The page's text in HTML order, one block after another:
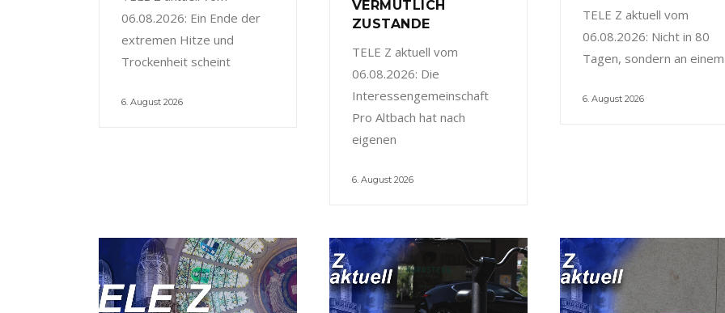
06.08.2026: Ein Ende der
extremen Hitze und
Trockenheit scheint
6. August 2026
VERMUTLICH
ZUSTANDE
TELE Z aktuell vom
06.08.2026: Die
Interessengemeinschaft
Pro Altbach hat nach
eigenen
6. August 2026
TELE Z aktuell vom
06.08.2026: Nicht in 80
Tagen, sondern an einem
6. August 2026